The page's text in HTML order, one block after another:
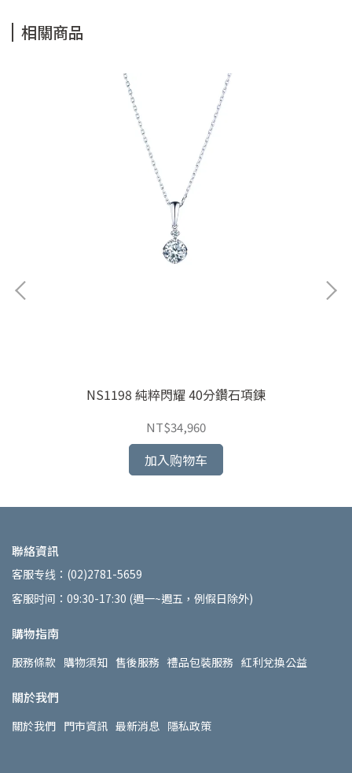
相關商品
NS1198 純粹閃耀 40分鑽石項鍊
NT$34,960
加入购物车
聯絡資訊
客服专线：(02)2781-5659
客服时间：09:30-17:30 (週一~週五，例假日除外)
購物指南
服務條款 購物須知 售後服務 禮品包裝服務 紅利兌換公益
關於我們
關於我們 門市資訊 最新消息 隱私政策